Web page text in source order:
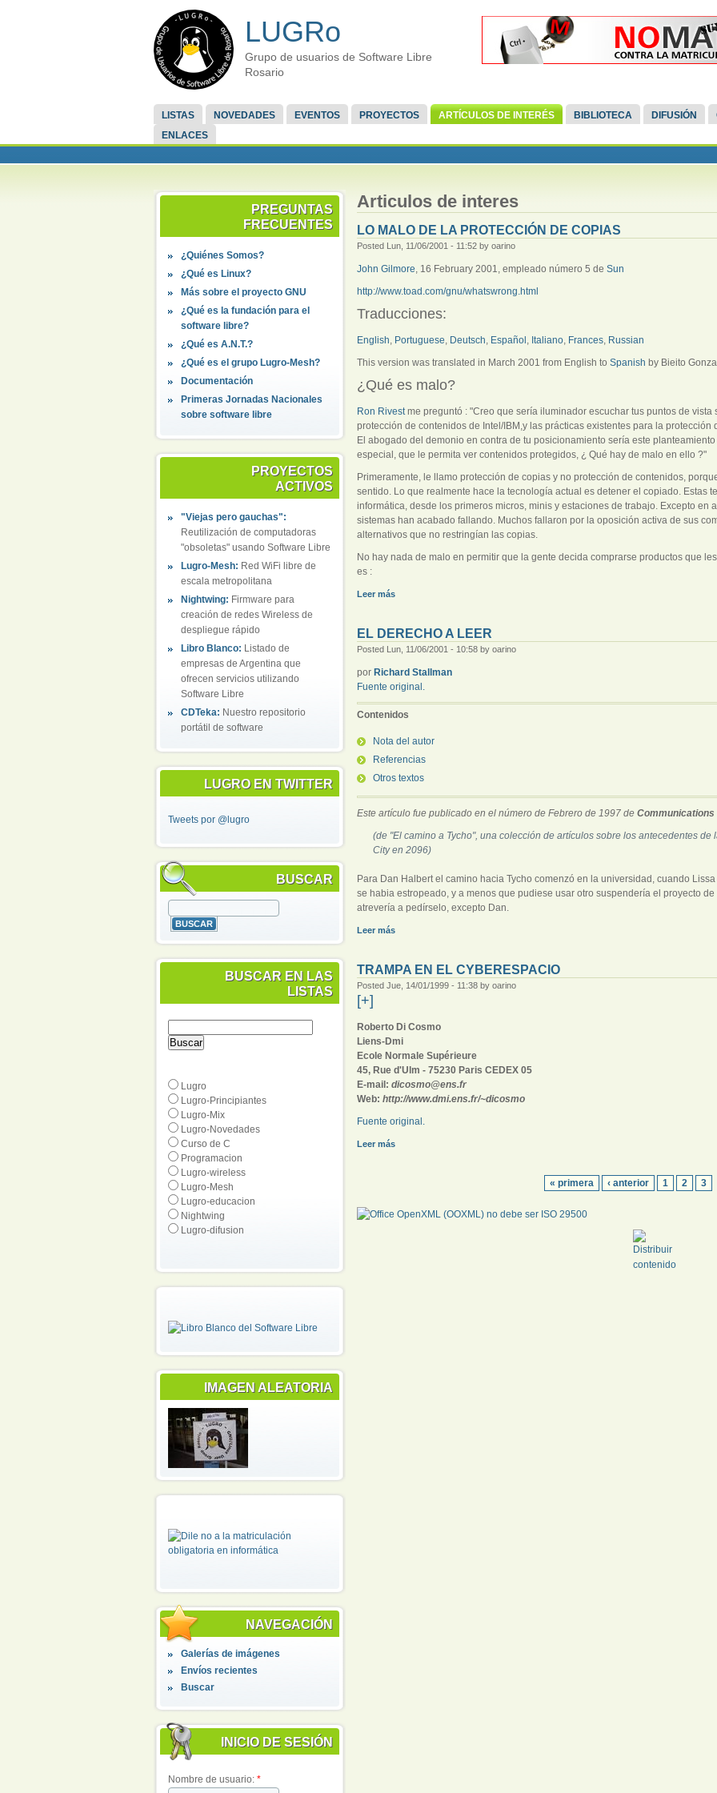
LUGRo
Grupo de usuarios de Software Libre
Rosario
LISTAS NOVEDADES EVENTOS PROYECTOS ARTÍCULOS DE INTERÉS BIBLIOTECA DIFUSIÓN
ENLACES
PREGUNTAS
FRECUENTES
¿Quiénes Somos?
¿Qué es Linux?
Más sobre el proyecto GNU
¿Qué es la fundación para el
software libre?
¿Qué es A.N.T.?
¿Qué es el grupo Lugro-Mesh?
Documentación
Primeras Jornadas Nacionales
sobre software libre
PROYECTOS
ACTIVOS
"Viejas pero gauchas":
Reutilización de computadoras
"obsoletas" usando Software Libre
Lugro-Mesh: Red WiFi libre de
escala metropolitana
Nightwing: Firmware para
creación de redes Wireless de
despliegue rápido
Libro Blanco: Listado de
empresas de Argentina que
ofrecen servicios utilizando
Software Libre
CDTeka: Nuestro repositorio
portátil de software
LUGRO EN TWITTER
Tweets por @lugro
BUSCAR
BUSCAR EN LAS
LISTAS
Lugro
Lugro-Principiantes
Lugro-Mix
Lugro-Novedades
Curso de C
Programacion
Lugro-wireless
Lugro-Mesh
Lugro-educacion
Nightwing
Lugro-difusion
IMAGEN ALEATORIA
NAVEGACIÓN
Galerías de imágenes
Envíos recientes
Buscar
INICIO DE SESIÓN
Nombre de usuario: *
Articulos de interes
LO MALO DE LA PROTECCIÓN DE COPIAS
Posted Lun, 11/06/2001 - 11:52 by oarino
John Gilmore, 16 February 2001, empleado número 5 de Sun
http://www.toad.com/gnu/whatswrong.html
Traducciones:
English, Portuguese, Deutsch, Español , Italiano, Frances, Russian
This version was translated in March 2001 from English to Spanish by Bieito
¿Qué es malo?
Ron Rivestme preguntó : "Creo que sería iluminador escuchar tus puntos de
protección de contenidos de Intel/IBM,y las prácticas existentes para la
El abogado del demonio en contra de tu posicionamiento sería este
especial, que le permita ver contenidos protegidos, ¿ Qué hay de malo en ello ?"
Primeramente, le llamo protección de copias y no protección de contenidos,
sentido. Lo que realmente hace la tecnología actual es detener el copiado. Estas
informática, desde los primeros micros, minis y estaciones de trabajo. Excepto en
sistemas han acabado fallando. Muchos fallaron por la oposición activa de sus
alternativos que no restringían las copias.
No hay nada de malo en permitir que la gente decida comprarse productos que
es :
Leer más
EL DERECHO A LEER
Posted Lun, 11/06/2001 - 10:58 by oarino
por Richard Stallman
Fuente original.
Contenidos
Nota del autor
Referencias
Otros textos
Este artículo fue publicado en el número de Febrero de 1997 de Communications
(de "El camino a Tycho", una colección de artículos sobre los antecedentes
City en 2096)
Para Dan Halbert el camino hacia Tycho comenzó en la universidad, cuando
se habia estropeado, y a menos que pudiese usar otro suspendería el proyecto
atrevería a pedírselo, excepto Dan.
Leer más
TRAMPA EN EL CYBERESPACIO
Posted Jue, 14/01/1999 - 11:38 by oarino
[+]
Roberto Di Cosmo
Liens-Dmi
Ecole Normale Supérieure
45, Rue d'Ulm - 75230 Paris CEDEX 05
E-mail: dicosmo@ens.fr
Web: http://www.dmi.ens.fr/~dicosmo
Fuente original.
Leer más
« primera ‹ anterior 1 2 3